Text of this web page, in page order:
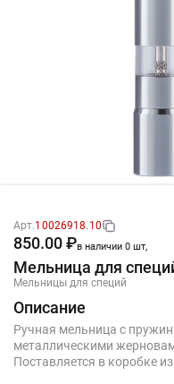
Арт.10026918.10
850.00 ₽в наличии 0 шт,
Мельница для
Мельницы для специй
Описание
Ручная мельница с
металлическими
Поставляется в коробке